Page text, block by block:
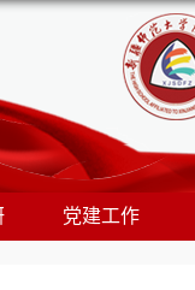
党建工作